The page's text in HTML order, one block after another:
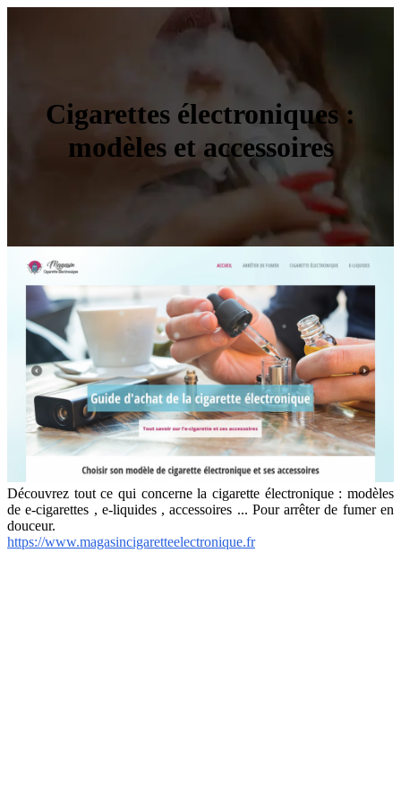
Cigarettes électroniques :
modèles et accessoires
Découvrez tout ce qui concerne la cigarette électronique : modèles
de e-cigarettes , e-liquides , accessoires ... Pour arrêter de fumer en
douceur.
https://www.magasincigaretteelectronique.fr